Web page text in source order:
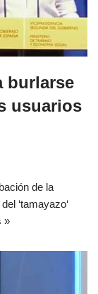
burlarse
usuarios
de la
‘tamayazo‘
»